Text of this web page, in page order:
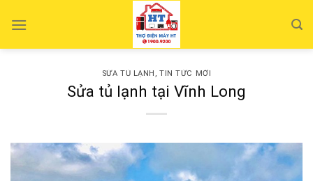
SỬA TỦ LẠNH ,TIN TỨC MỚI
Sửa tủ lạnh tại Vĩnh Long